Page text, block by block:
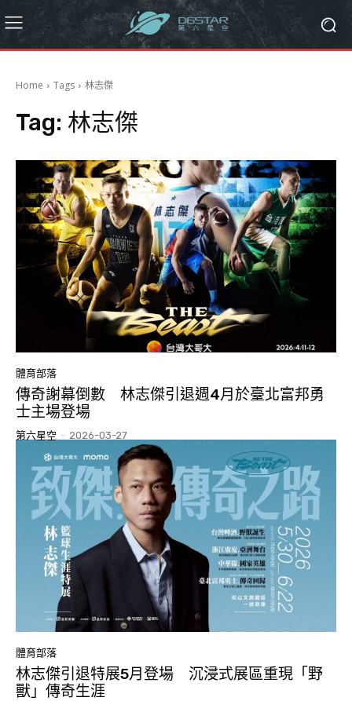
Home Tags 林志傑
Tag: 林志傑
體育部落
傳奇謝幕倒數 林志傑引退週4月於臺北富邦勇
士主場登場
第六星空 - 2026-03-27
體育部落
林志傑引退特展5月登場 沉浸式展區重現「野
獸」傳奇生涯